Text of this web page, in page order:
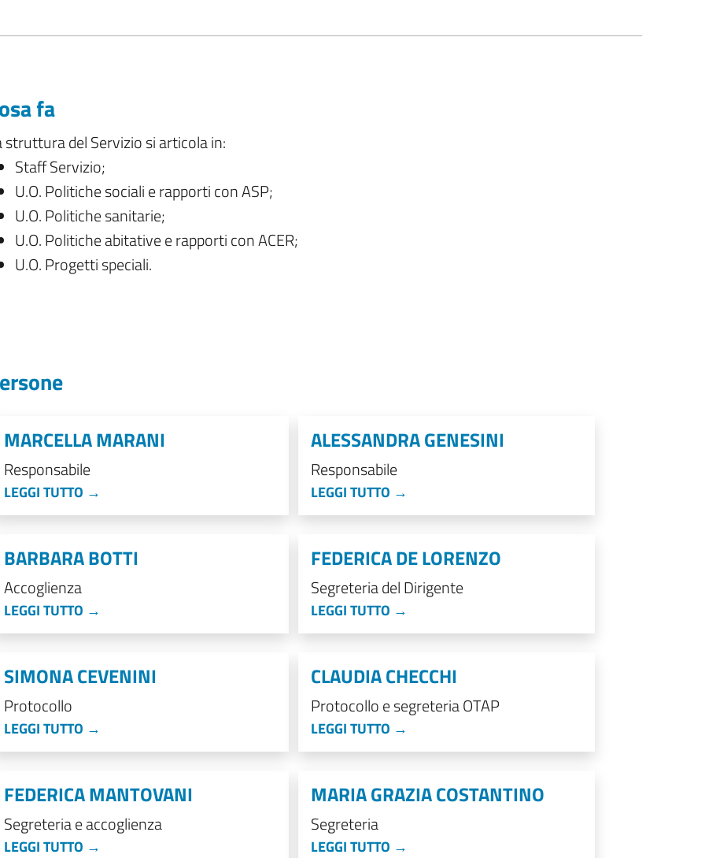
fa
struttura del Servizio si articola in:
Staff Servizio;
U.O. Politiche sociali e rapporti con ASP;
U.O. Politiche sanitarie;
U.O. Politiche abitative e rapporti con ACER;
U.O. Progetti speciali.
MARCELLA MARANI
Responsabile
LEGGI TUTTO →
ALESSANDRA GENESINI
Responsabile
LEGGI TUTTO →
BARBARA BOTTI
Accoglienza
LEGGI TUTTO →
FEDERICA DE LORENZO
Segreteria del Dirigente
LEGGI TUTTO →
SIMONA CEVENINI
Protocollo
LEGGI TUTTO →
CLAUDIA CHECCHI
Protocollo e segreteria OTAP
LEGGI TUTTO →
FEDERICA MANTOVANI
Segreteria e accoglienza
LEGGI TUTTO →
MARIA GRAZIA COSTANTINO
Segreteria
LEGGI TUTTO →